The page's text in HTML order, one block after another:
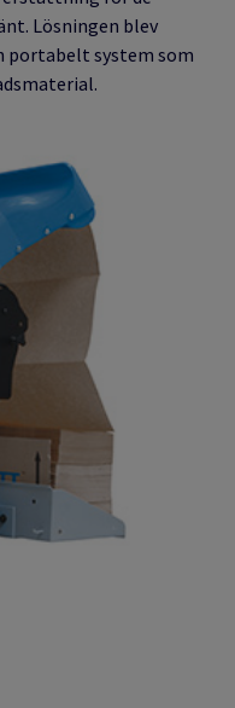
Lösningen blev
portabelt system som